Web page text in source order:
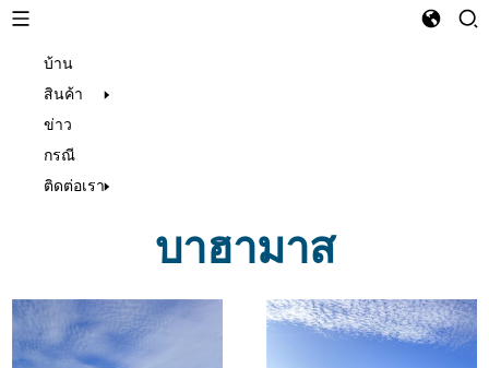
บ้าน
สินค้า
ข่าว
กรณี
ติดต่อเรา
บาฮามาส